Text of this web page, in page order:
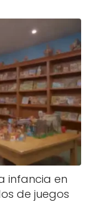
infancia en
de juegos